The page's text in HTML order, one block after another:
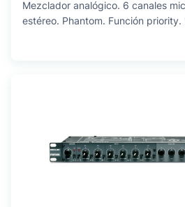
Mezclador analógico. 6 canales
estéreo. Phantom. Función priority.